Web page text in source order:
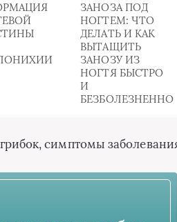
ЗАНОЗА ПОД
НОГТЕМ: ЧТО
ДЕЛАТЬ И КАК
ВЫТАЩИТЬ
ЗАНОЗУ ИЗ
НОГТЯ БЫСТРО
И
БЕЗБОЛЕЗНЕННО
симптомы